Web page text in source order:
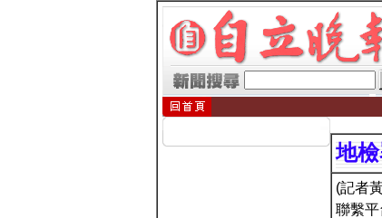
地
(記者
聯繫